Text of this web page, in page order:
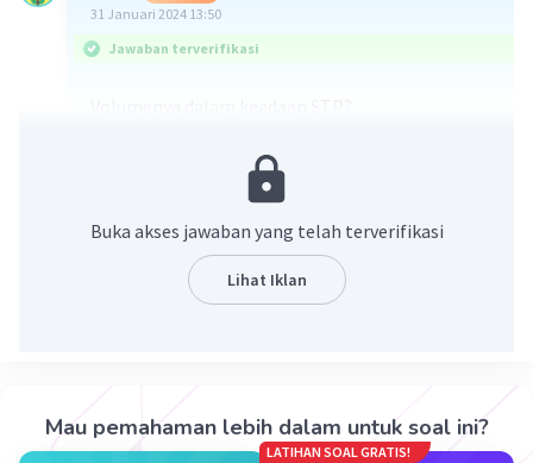
31 Januari 2024 13:50
Jawaban terverifikasi
Tapi kalo diketahui tekanan dan suhu gunakan
Beri Rating Balas
Buka akses jawaban yang telah terverifikasi
Lihat Iklan
Mau pemahaman lebih dalam untuk soal ini?
LATIHAN SOAL GRATIS!